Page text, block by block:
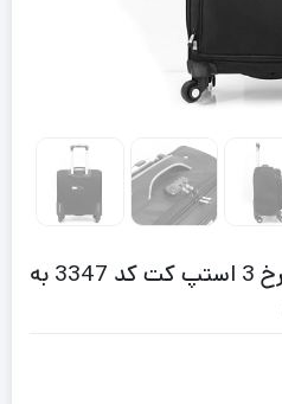
چمدان خلبانی چهار چرخ 3 استپ کت کد 3347 به